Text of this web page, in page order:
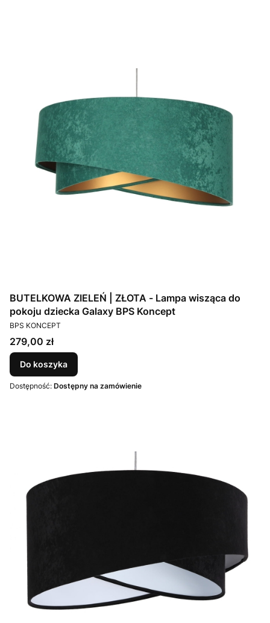
BUTELKOWA ZIELEŃ | ZŁOTA - Lampa wisząca do
pokoju dziecka Galaxy BPS Koncept
PRODUCENT
BPS KONCEPT
Cena
279,00 zł
Do koszyka
Dostępność: Dostępny na zamówienie